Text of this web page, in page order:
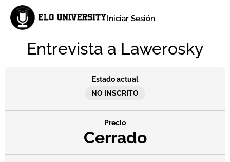
Iniciar Sesión
Entrevista a Lawerosky
Estado actual
NO INSCRITO
Precio
Cerrado